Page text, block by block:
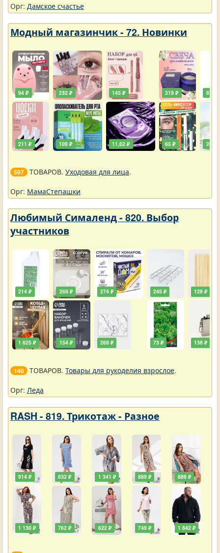
Орг: Дамское счастье
Модный магазинчик - 72. Новинки
94 ₽
211 ₽
232 ₽
109 ₽
145 ₽
11,62 ₽
319 ₽
65 ₽
87 ₽
261 ₽
597 ТОВАРОВ. Уходовая для лица.
Орг: МамаСтепашки
Любимый Сималенд - 820. Выбор
участников
214 ₽
1 625 ₽
269 ₽
154 ₽
274 ₽
269 ₽
245 ₽
73 ₽
128 ₽
138 ₽
140 ТОВАРОВ. Товары для рукоделия взрослое.
Орг: Леда
RASH - 819. Трикотаж - Разное
914 ₽
1 130 ₽
832 ₽
762 ₽
1 341 ₽
622 ₽
889 ₽
749 ₽
889 ₽
1 842 ₽